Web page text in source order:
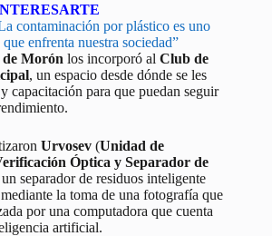
contaminación por plástico es uno
enfrenta nuestra sociedad”
Morón los incorporó al Club de
, un espacio desde dónde se les
capacitación para que puedan seguir
Urvosev (Unidad de
Óptica y Separador de
separador de residuos inteligente
la toma de una fotografía que
por una computadora que cuenta
artificial.